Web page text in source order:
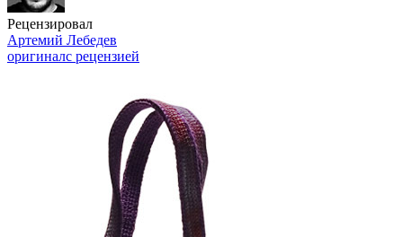
Рецензировал
Артемий Лебедев
оригиналс рецензией